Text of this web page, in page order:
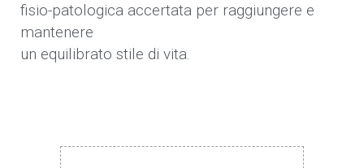
fisio-patologica accertata per raggiungere e
mantenere
un equilibrato stile di vita.